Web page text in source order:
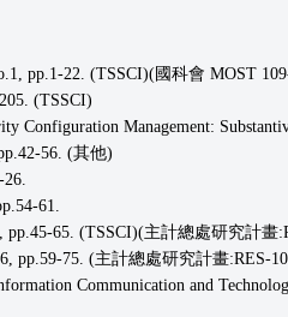
pp.1-22. (TSSCI)(國科會 MOST
(TSSCI)
Configuration Management:
56. (其他)
61.
65. (TSSCI)(主計總處研究計畫
pp.59-75. (主計總處研究計畫:RES-
Communication and